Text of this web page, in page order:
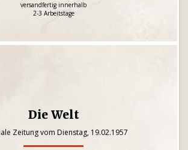
versandfertig innerhalb
2-3 Arbeitstage
Die Welt
Zeitung vom Dienstag, 19.02.1957